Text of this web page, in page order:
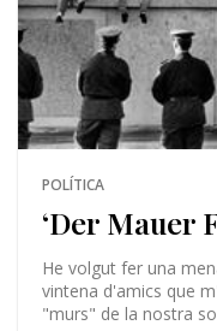
POLÍTICA
‘Der Mauer
He volgut fer una
vintena d'amics que
"murs" de la nostra